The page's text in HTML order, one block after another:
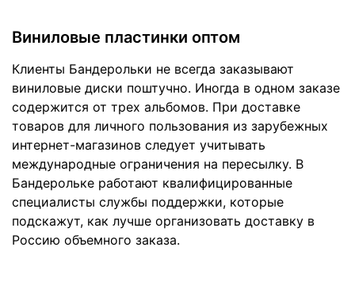
Виниловые пластинки оптом
Клиенты Бандерольки не всегда заказывают
виниловые диски поштучно. Иногда в одном заказе
содержится от трех альбомов. При доставке
товаров для личного пользования из зарубежных
интернет-магазинов следует учитывать
международные ограничения на пересылку. В
Бандерольке работают квалифицированные
специалисты службы поддержки, которые
подскажут, как лучше организовать доставку в
Россию объемного заказа.